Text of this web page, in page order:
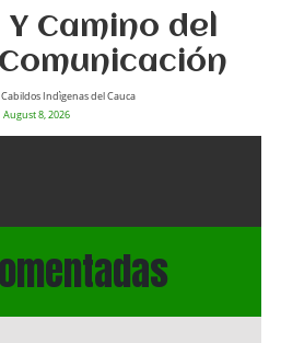
Camino del
Indìgenas del Cauca
August 8, 2026